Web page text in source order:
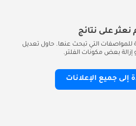
نعثر على نتائج
للمواصفات التي تبحث عنها. حاول تعديل
إزالة بعض مكونات الفلتر.
إلى جميع الإعلانات